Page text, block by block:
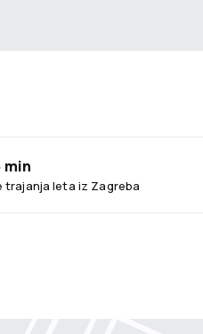
trajanja leta iz Zagreba
min